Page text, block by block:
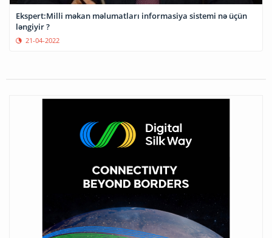
Ekspert:Milli məkan məlumatları informasiya sistemi nə üçün
ləngiyir ?
21-04-2022